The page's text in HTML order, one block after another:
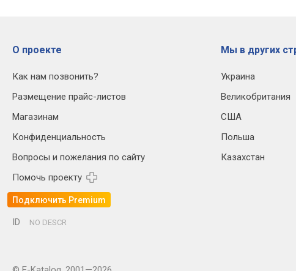
О проекте
Как нам позвонить?
Размещение прайс-листов
Магазинам
Конфиденциальность
Вопросы и пожелания по сайту
Помочь проекту
Подключить Premium
Мы в других
Украина
Великобритания
США
Польша
Казахстан
ID NO DESCR